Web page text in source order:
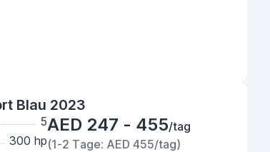
Blau 2023
5
300 hp
AED 247 - 455/tag
(1-2 Tage: AED 455/tag)